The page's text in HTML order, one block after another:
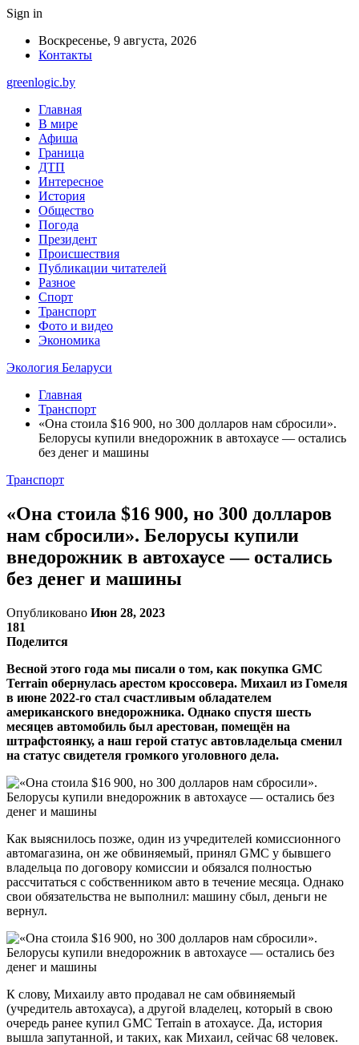
Sign in
Воскресенье, 9 августа, 2026
Контакты
greenlogic.by
Главная
В мире
Афиша
Граница
ДТП
Интересное
История
Общество
Погода
Президент
Происшествия
Публикации читателей
Разное
Спорт
Транспорт
Фото и видео
Экономика
Экология Беларуси
Главная
Транспорт
«Она стоила $16 900, но 300 долларов нам сбросили».
Белорусы купили внедорожник в автохаусе — остались
без денег и машины
Транспорт
«Она стоила $16 900, но 300 долларов
нам сбросили». Белорусы купили
внедорожник в автохаусе — остались
без денег и машины
Опубликовано Июн 28, 2023
181
Поделится
Весной этого года мы писали о том, как покупка GMC
Terrain обернулась арестом кроссовера. Михаил из Гомеля
в июне 2022-го стал счастливым обладателем
американского внедорожника. Однако спустя шесть
месяцев автомобиль был арестован, помещён на
штрафстоянку, а наш герой статус автовладельца сменил
на статус свидетеля громкого уголовного дела.
Как выяснилось позже, один из учредителей комиссионного
автомагазина, он же обвиняемый, принял GMC у бывшего
владельца по договору комиссии и обязался полностью
рассчитаться с собственником авто в течение месяца. Однако
свои обязательства не выполнил: машину сбыл, деньги не
вернул.
К слову, Михаилу авто продавал не сам обвиняемый
(учредитель автохауса), а другой владелец, который в свою
очередь ранее купил GMC Terrain в атохаусе. Да, история
вышла запутанной, и таких, как Михаил, сейчас 68 человек.